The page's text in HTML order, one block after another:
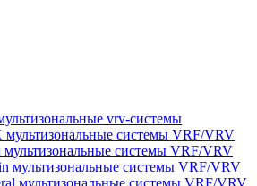
vrv-системы
системы VRF/VRV
мультизональные системы VRF/VRV
мультизональные системы VRF/VRV
мультизональные системы VRF/VRV